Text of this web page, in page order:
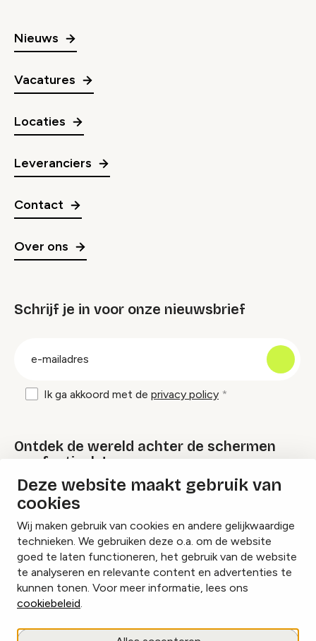
Deze website maakt gebruik van
cookies
Wij maken gebruik van cookies en andere gelijkwaardige
technieken. We gebruiken deze o.a. om de website
goed te laten functioneren, het gebruik van de website
te analyseren en relevante content en advertenties te
kunnen tonen. Voor meer informatie, lees ons
cookiebeleid.
Nieuws
Vacatures
Locaties
Leveranciers
Contact
Over ons
Schrijf je in voor onze nieuwsbrief
Ik ga akkoord met de privacy policy
Ontdek de wereld achter de schermen
van festivals!
Lees onze Festival Specials
InstagramFacebookLinkedIn
Cookies beheren